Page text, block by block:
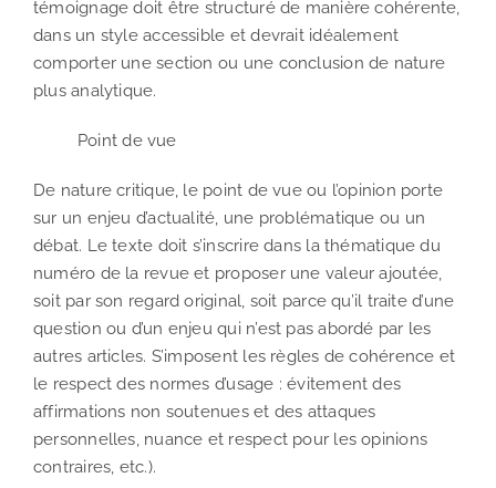
témoignage doit être structuré de manière cohérente,
dans un style accessible et devrait idéalement
comporter une section ou une conclusion de nature
plus analytique.
Point de vue
De nature critique, le point de vue ou l’opinion porte
sur un enjeu d’actualité, une problématique ou un
débat. Le texte doit s’inscrire dans la thématique du
numéro de la revue et proposer une valeur ajoutée,
soit par son regard original, soit parce qu’il traite d’une
question ou d’un enjeu qui n’est pas abordé par les
autres articles. S’imposent les règles de cohérence et
le respect des normes d’usage : évitement des
affirmations non soutenues et des attaques
personnelles, nuance et respect pour les opinions
contraires, etc.).